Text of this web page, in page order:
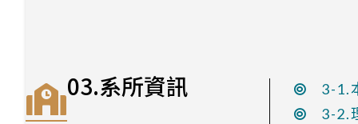
03.系所資訊
3-1.
3-2.